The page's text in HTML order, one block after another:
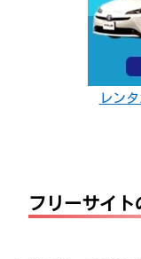
レン
フリーサイト